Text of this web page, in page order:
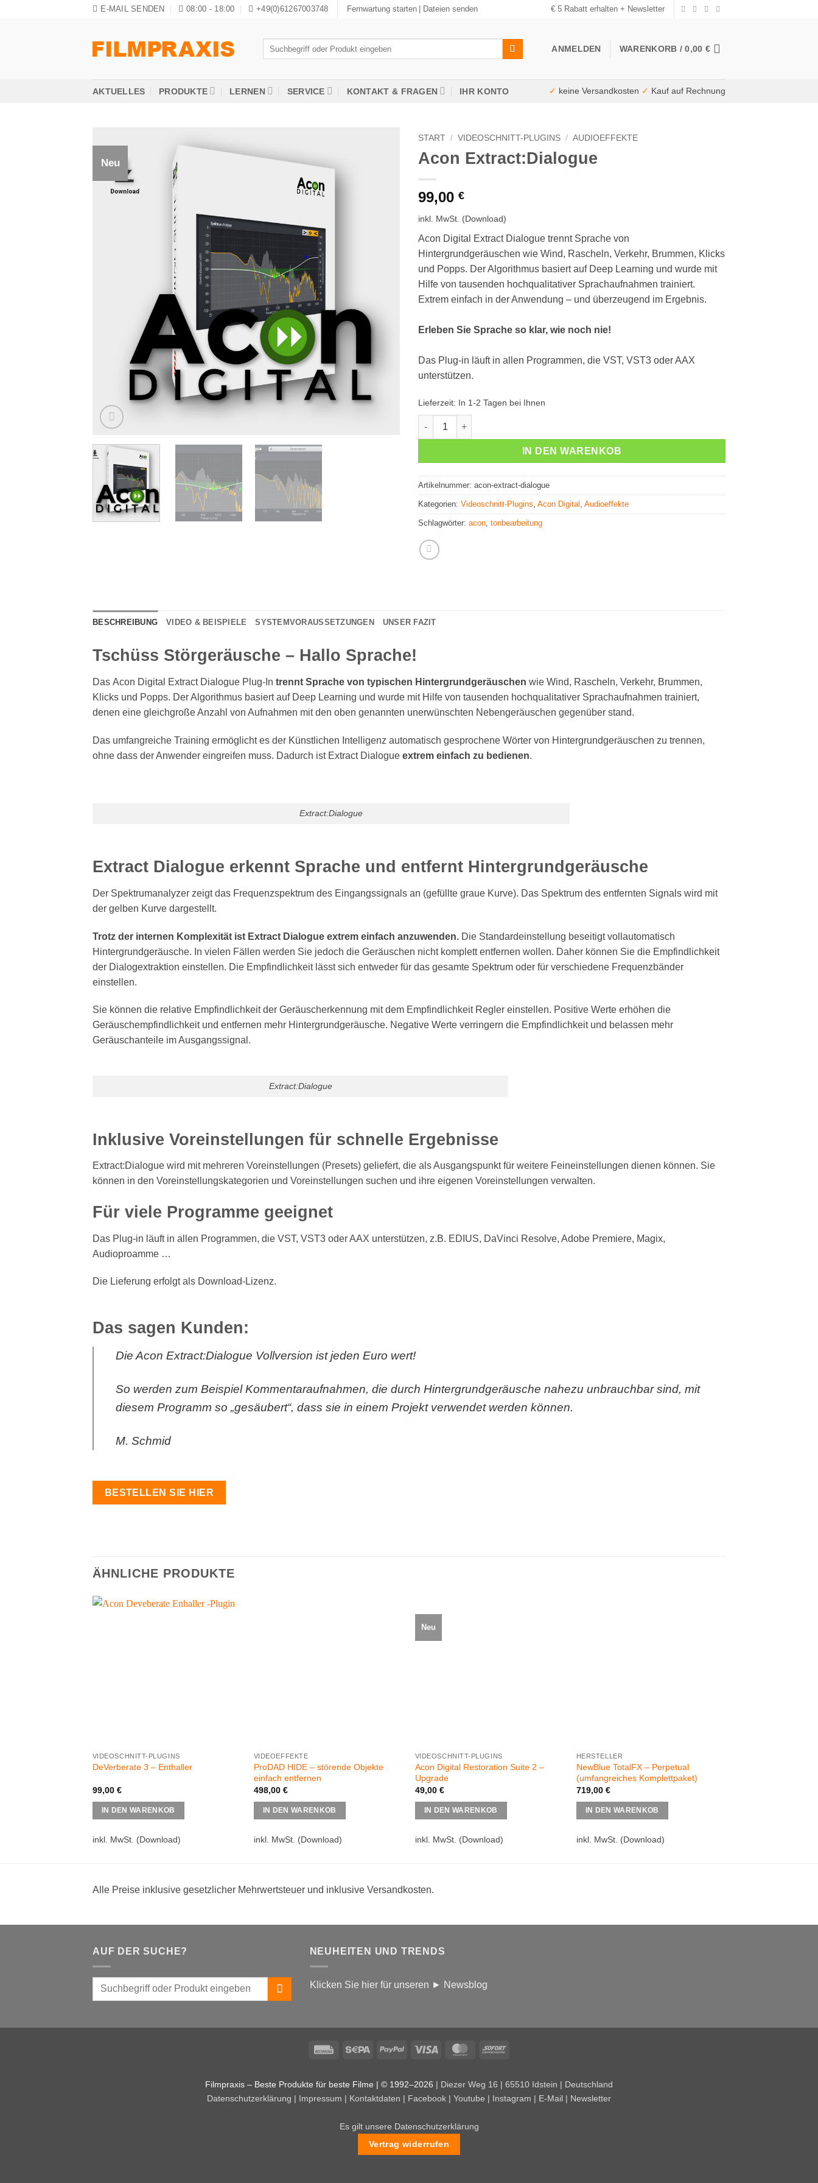
E-MAIL SENDEN 08:00 - 18:00 +49(0)61267003748 Fernwartung starten | Dateien senden € 5 Rabatt erhalten + Newsletter
ANMELDEN WARENKORB /0,00 €
AKTUELLES PRODUKTE LERNEN SERVICE KONTAKT & FRAGEN IHR KONTO ✓ keine Versandkosten ✓ Kauf auf Rechnung
Neu
START / VIDEOSCHNITT-PLUGINS / AUDIOEFFEKTE
Acon Extract:Dialogue
99,00 €
inkl. MwSt. (Download)
Acon Digital Extract Dialogue trennt Sprache von
Hintergrundgeräuschen wie Wind, Rascheln, Verkehr, Brummen, Klicks
und Popps. Der Algorithmus basiert auf Deep Learning und wurde mit
Hilfe von tausenden hochqualitativer Sprachaufnahmen trainiert.
Extrem einfach in der Anwendung – und überzeugend im Ergebnis.
Erleben Sie Sprache so klar, wie noch nie!
Das Plug-in läuft in allen Programmen, die VST, VST3 oder AAX
unterstützen.
Lieferzeit: In 1-2 Tagen bei Ihnen
Acon Extract:Dialogue Menge
IN DEN WARENKOB
Artikelnummer: acon-extract-dialogue
Kategorien: Videoschnitt-Plugins Acon Digital Audioeffekte
Schlagwörter: acon tonbearbeitung
BESCHREIBUNG VIDEO & BEISPIELE SYSTEMVORAUSSETZUNGEN UNSER FAZIT
Tschüss Störgeräusche – Hallo Sprache!
Das Acon Digital Extract Dialogue Plug-In trennt Sprache von typischen Hintergrundgeräuschen wie Wind, Rascheln, Verkehr, Brummen,
Klicks und Popps. Der Algorithmus basiert auf Deep Learning und wurde mit Hilfe von tausenden hochqualitativer Sprachaufnahmen trainiert,
denen eine gleichgroße Anzahl von Aufnahmen mit den oben genannten unerwünschten Nebengeräuschen gegenüber stand.
Das umfangreiche Training ermöglicht es der Künstlichen Intelligenz automatisch gesprochene Wörter von Hintergrundgeräuschen zu trennen,
ohne dass der Anwender eingreifen muss. Dadurch ist Extract Dialogue extrem einfach zu bedienen.
Extract:Dialogue
Extract Dialogue erkennt Sprache und entfernt Hintergrundgeräusche
Der Spektrumanalyzer zeigt das Frequenzspektrum des Eingangssignals an (gefüllte graue Kurve). Das Spektrum des entfernten Signals wird mit
der gelben Kurve dargestellt.
Trotz der internen Komplexität ist Extract Dialogue extrem einfach anzuwenden. Die Standardeinstellung beseitigt vollautomatisch
Hintergrundgeräusche. In vielen Fällen werden Sie jedoch die Geräuschen nicht komplett entfernen wollen. Daher können Sie die Empfindlichkeit
der Dialogextraktion einstellen. Die Empfindlichkeit lässt sich entweder für das gesamte Spektrum oder für verschiedene Frequenzbänder
einstellen.
Sie können die relative Empfindlichkeit der Geräuscherkennung mit dem Empfindlichkeit Regler einstellen. Positive Werte erhöhen die
Geräuschempfindlichkeit und entfernen mehr Hintergrundgeräusche. Negative Werte verringern die Empfindlichkeit und belassen mehr
Geräuschanteile im Ausgangssignal.
Extract:Dialogue
Inklusive Voreinstellungen für schnelle Ergebnisse
Extract:Dialogue wird mit mehreren Voreinstellungen (Presets) geliefert, die als Ausgangspunkt für weitere Feineinstellungen dienen können. Sie
können in den Voreinstellungskategorien und Voreinstellungen suchen und ihre eigenen Voreinstellungen verwalten.
Für viele Programme geeignet
Das Plug-in läuft in allen Programmen, die VST, VST3 oder AAX unterstützen, z.B. EDIUS, DaVinci Resolve, Adobe Premiere, Magix,
Audioproamme …
Die Lieferung erfolgt als Download-Lizenz.
Das sagen Kunden:
Die Acon Extract:Dialogue Vollversion ist jeden Euro wert!
So werden zum Beispiel Kommentaraufnahmen, die durch Hintergrundgeräusche nahezu unbrauchbar sind, mit
diesem Programm so „gesäubert“, dass sie in einem Projekt verwendet werden können.
M. Schmid
BESTELLEN SIE HIER
ÄHNLICHE PRODUKTE
VIDEOSCHNITT-PLUGINS
DeVerberate 3 – Enthaller
99,00 €
IN DEN WARENKOB
inkl. MwSt. (Download)
VIDEOEFFEKTE
ProDAD HIDE – störende Objekte
einfach entfernen
498,00 €
IN DEN WARENKOB
inkl. MwSt. (Download)
Neu
VIDEOSCHNITT-PLUGINS
Acon Digital Restoration Suite 2 –
Upgrade
49,00 €
IN DEN WARENKOB
inkl. MwSt. (Download)
HERSTELLER
NewBlue TotalFX – Perpetual
(umfangreiches Komplettpaket)
719,00 €
IN DEN WARENKOB
inkl. MwSt. (Download)
Alle Preise inklusive gesetzlicher Mehrwertsteuer und inklusive Versandkosten.
AUF DER SUCHE? NEUHEITEN UND TRENDS
Klicken Sie hier für unseren ► Newsblog
Rechung Sepa PayPal Visa MasterCardSofort
Filmpraxis – Beste Produkte für beste Filme | © 1992–2026 | Diezer Weg 16 | 65510 Idstein | Deutschland
Datenschutzerklärung | Impressum | Kontaktdaten | Facebook | Youtube | Instagram | E-Mail | Newsletter
Es gilt unsere Datenschutzerklärung
Vertrag widerrufen